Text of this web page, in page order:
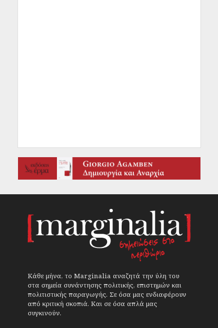
Κάθε μήνα, το Marginalia αναζητά την ύλη του
στα σημεία συνάντησης πολιτικής, επιστημών και
πολιτιστικής παραγωγής. Σε όσα μας ενδιαφέρουν
από κριτική σκοπιά. Και σε όσα απλά μας
συγκινούν.